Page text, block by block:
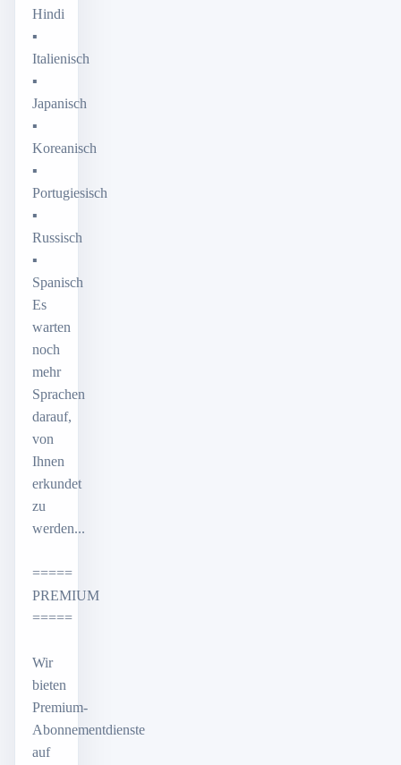
Hindi
▪
Italienisch
▪
Japanisch
▪
Koreanisch
▪
Portugiesisch
▪
Russisch
▪
Spanisch
Es
warten
noch
mehr
Sprachen
darauf,
von
Ihnen
erkundet
zu
werden...
=====
PREMIUM
=====
Wir
bieten
Premium-
Abonnementdienste
auf